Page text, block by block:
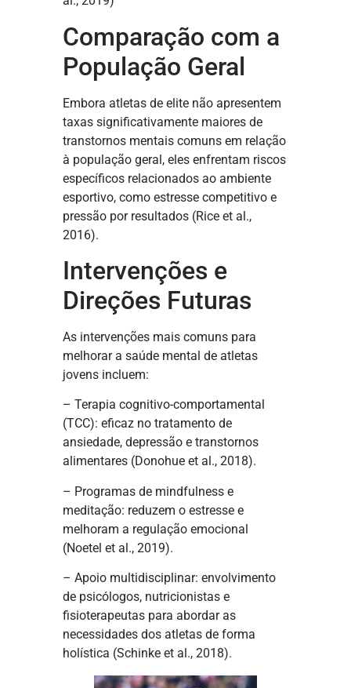
Comparação com a
População Geral
Embora atletas de elite não apresentem
taxas significativamente maiores de
transtornos mentais comuns em relação
à população geral, eles enfrentam riscos
específicos relacionados ao ambiente
esportivo, como estresse competitivo e
pressão por resultados (Rice et al.,
2016).
Intervenções e
Direções Futuras
As intervenções mais comuns para
melhorar a saúde mental de atletas
jovens incluem:
– Terapia cognitivo-comportamental
(TCC): eficaz no tratamento de
ansiedade, depressão e transtornos
alimentares (Donohue et al., 2018).
– Programas de mindfulness e
meditação: reduzem o estresse e
melhoram a regulação emocional
(Noetel et al., 2019).
– Apoio multidisciplinar: envolvimento
de psicólogos, nutricionistas e
fisioterapeutas para abordar as
necessidades dos atletas de forma
holística (Schinke et al., 2018).